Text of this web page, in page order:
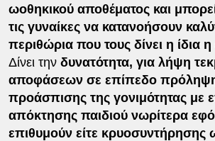
ωοθηκικού αποθέματος και
τις γυναίκες να κατανοήσουν
περιθώρια που τους δίνει η ίδια
Δίνει την δυνατότητα, για λήψη
αποφάσεων σε επίπεδο
προάσπισης της γονιμότητας με
απόκτησης παιδιού νωρίτερα
επιθυμούν είτε κρυοσυντήρησης